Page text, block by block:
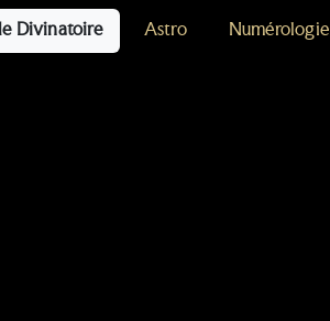
Divinatoire Astro Numérologie